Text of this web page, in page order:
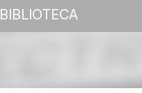
BIBLIOTECA